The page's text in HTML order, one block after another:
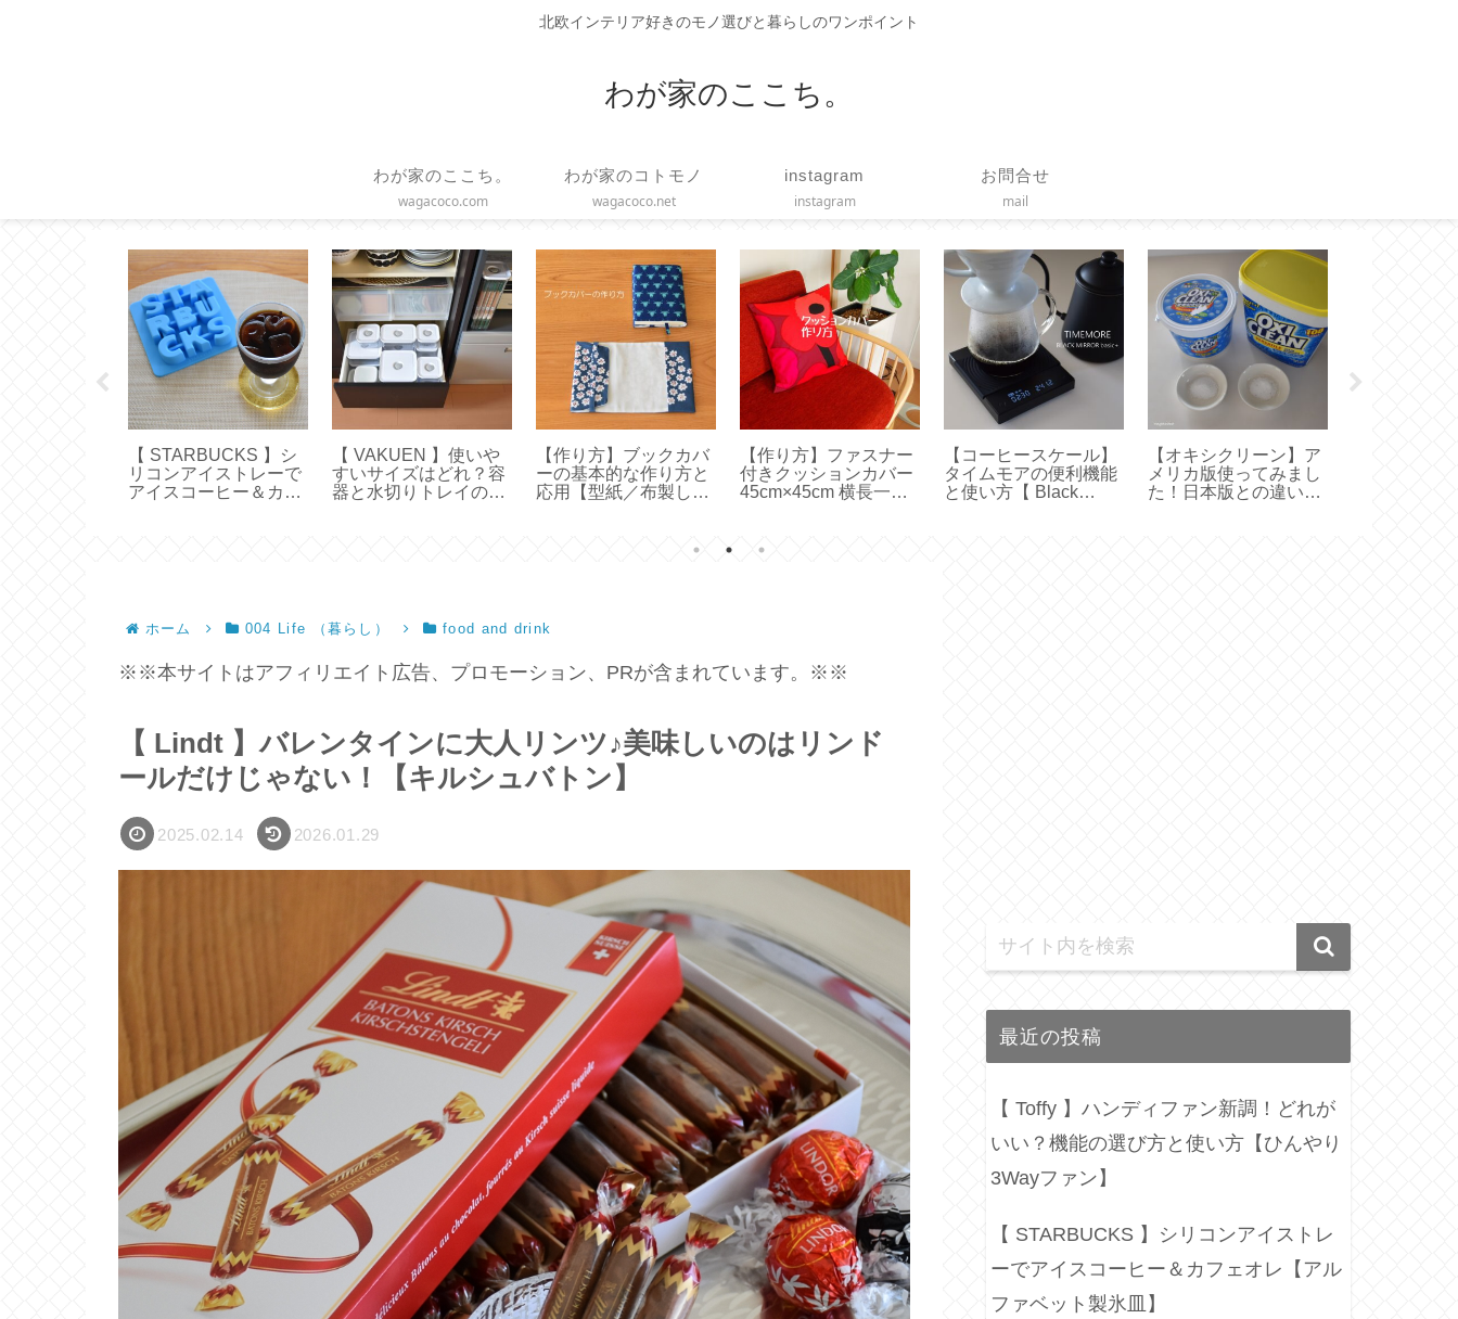
北欧インテリア好きのモノ選びと暮らしのワンポイント
わが家のここち。
わが家のここち。
wagacoco.com
わが家のコトモノ
wagacoco.net
instagram
instagram
お問合せ
mail
【 STARBUCKS 】シ
リコンアイストレーで
アイスコーヒー＆カフ
【 VAKUEN 】使いや
すいサイズはどれ？容
器と水切りトレイのサ
【作り方】ブックカバ
ーの基本的な作り方と
応用【型紙／布製しお
【作り方】ファスナー
付きクッションカバー
45cm×45cm 横長一枚
【コーヒースケール】
タイムモアの便利機能
と使い方【 Black
【オキシクリーン】ア
メリカ版使ってみまし
た！日本版との違い
ホーム 004 Life （暮らし） food and drink
※※本サイトはアフィリエイト広告、プロモーション、PRが含まれています。※※
【 Lindt 】バレンタインに大人リンツ♪美味しいのはリンド
ールだけじゃない！【キルシュバトン】
2025.02.14 2026.01.29
最近の投稿
【 Toffy 】ハンディファン新調！どれが
いい？機能の選び方と使い方【ひんやり
3Wayファン】
【 STARBUCKS 】シリコンアイストレ
ーでアイスコーヒー＆カフェオレ【アル
ファベット製氷皿】